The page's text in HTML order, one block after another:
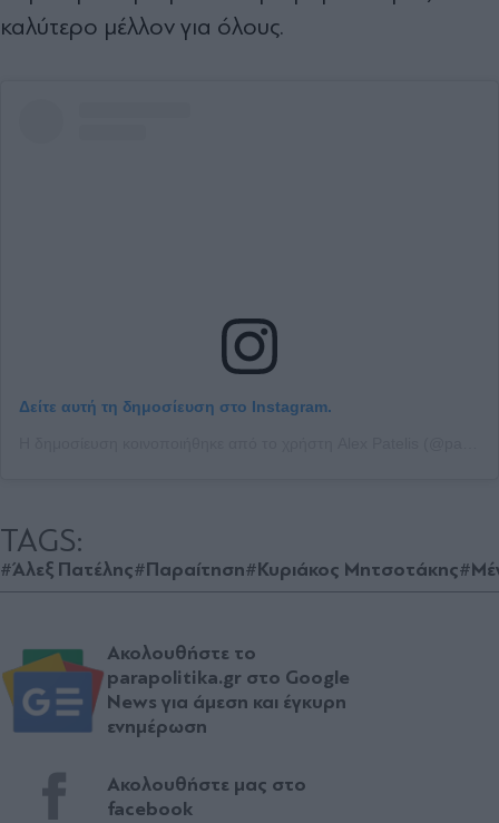
καλύτερο μέλλον για όλους.
Δείτε αυτή τη δημοσίευση στο Instagram.
TAGS:
#Άλεξ Πατέλης#Παραίτηση#Κυριάκος Μητσοτάκης
Ακολουθήστε το
parapolitika.gr στο Google
News για άμεση και έγκυρη
ενημέρωση
Ακολουθήστε μας στο
facebook